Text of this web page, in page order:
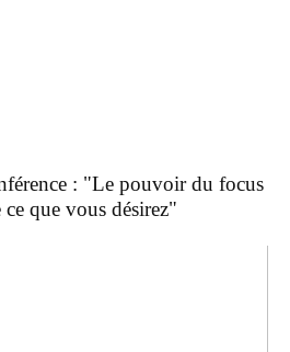
: "Le pouvoir du focus
que vous désirez"